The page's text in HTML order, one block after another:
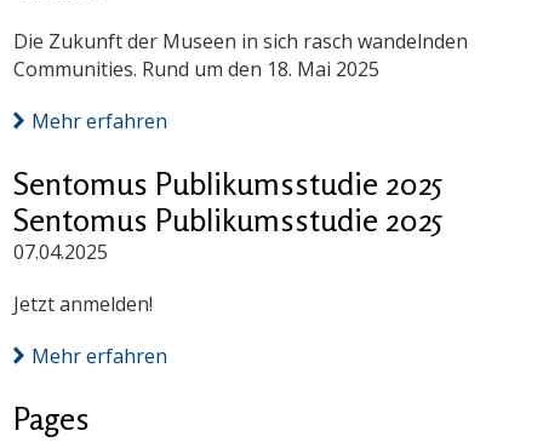
Die Zukunft der Museen in sich rasch wandelnden
Communities. Rund um den 18. Mai 2025
Mehr erfahren
Sentomus Publikumsstudie 2025
Sentomus Publikumsstudie 2025
07.04.2025
Jetzt anmelden!
Mehr erfahren
Pages